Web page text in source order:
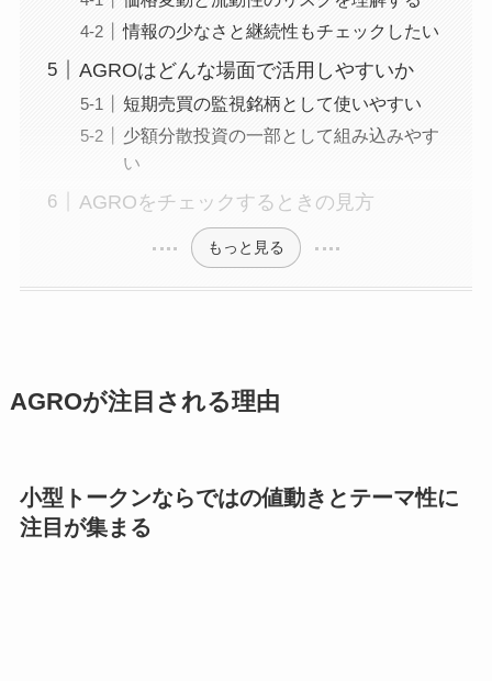
情報の少なさと継続性もチェックしたい
AGROはどんな場面で活用しやすいか
短期売買の監視銘柄として使いやすい
少額分散投資の一部として組み込みやす
い
AGROをチェックするときの見方
もっと見る
AGROが注目される理由
小型トークンならではの値動きとテーマ性に
注目が集まる